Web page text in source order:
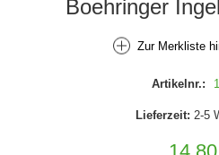
Boehringer
Zur Merkliste
Artikelnr.:
Lieferzeit: 2-5